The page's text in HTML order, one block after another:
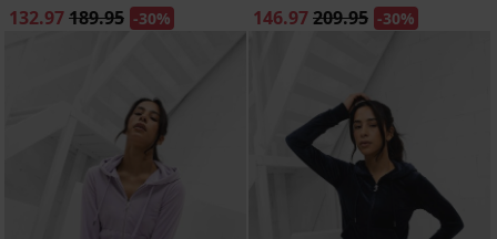
132.97189.95 -30%
146.97209.95 -30%